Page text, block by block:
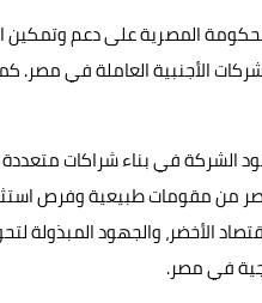
المصرية على دعم وتمكين
الأجنبية العاملة في
الشركة في بناء شراكات
من مقومات طبيعية وفرص
الأخضر، والجهود المبذولة
في مصر.